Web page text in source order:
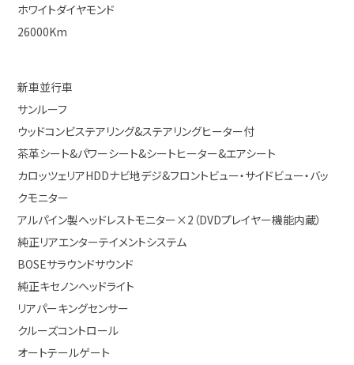
ホワイトダイヤモンド
26000Km
新車並行車
サンルーフ
ウッドコンビステアリング&ステアリングヒーター付
茶革シート&パワーシート&シートヒーター&エアシート
カロッツェリアHDDナビ地デジ&フロントビュー・サイドビュー・バッ
クモニター
アルパイン製ヘッドレストモニター×2（DVDプレイヤー機能内蔵）
純正リアエンターテイメントシステム
BOSEサラウンドサウンド
純正キセノンヘッドライト
リアパーキングセンサー
クルーズコントロール
オートテールゲート